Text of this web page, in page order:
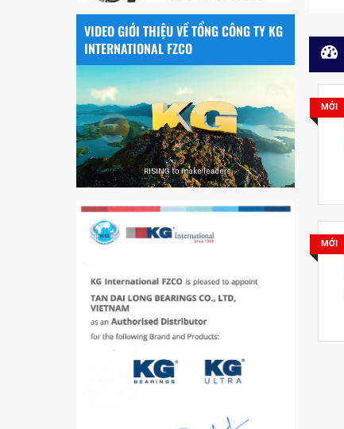
MỚI
MỚI
VÒNG BI / BẠC ĐẠN
NHÀO CÀ NA 24134
Vòng bi / Bạc đạn
tròn : 698
VÒNG BI PHS20
5200
VÒNG BI / BẠC ĐẠN
CHÀ TRÒN 51105
CỐT BƠM NƯỚC
12x12x26
VIDEO GIỚI THIỆU VỀ TỔNG CÔNG TY KG
INTERNATIONAL FZCO